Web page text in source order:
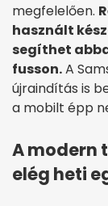
megfelelően.
használt
segíthet
fusson.A
újraindítás is
a mobilt épp
A modern
elég heti